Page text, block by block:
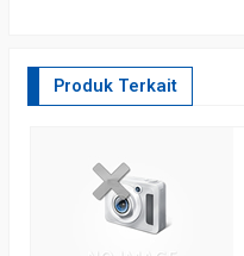
Produk Terkait